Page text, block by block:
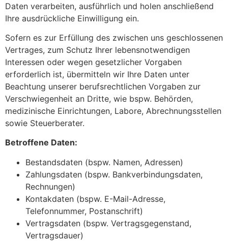
Daten verarbeiten, ausführlich und holen anschließend
Ihre ausdrückliche Einwilligung ein.
Sofern es zur Erfüllung des zwischen uns geschlossenen
Vertrages, zum Schutz Ihrer lebensnotwendigen
Interessen oder wegen gesetzlicher Vorgaben
erforderlich ist, übermitteln wir Ihre Daten unter
Beachtung unserer berufsrechtlichen Vorgaben zur
Verschwiegenheit an Dritte, wie bspw. Behörden,
medizinische Einrichtungen, Labore, Abrechnungsstellen
sowie Steuerberater.
Betroffene Daten:
Bestandsdaten (bspw. Namen, Adressen)
Zahlungsdaten (bspw. Bankverbindungsdaten,
Rechnungen)
Kontakdaten (bspw. E-Mail-Adresse,
Telefonnummer, Postanschrift)
Vertragsdaten (bspw. Vertragsgegenstand,
Vertragsdauer)